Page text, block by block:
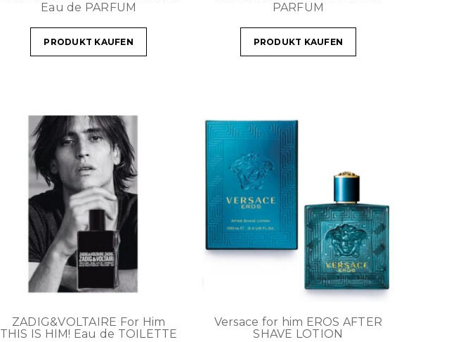
Eau de PARFUM
PRODUKT KAUFEN
PARFUM
PRODUKT KAUFEN
ZADIG&VOLTAIRE For Him
THIS IS HIM! Eau de TOILETTE
Versace for him EROS AFTER
SHAVE LOTION